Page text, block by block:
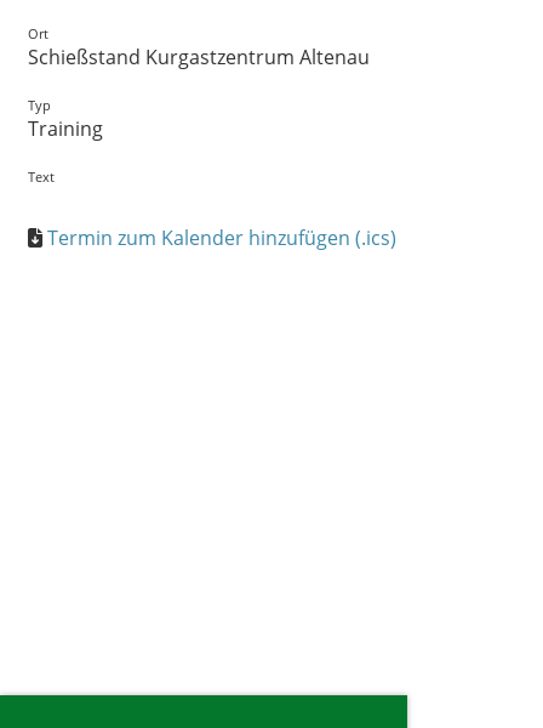
Ort
Schießstand Kurgastzentrum Altenau
Typ
Training
Text
Termin zum Kalender hinzufügen (.ics)